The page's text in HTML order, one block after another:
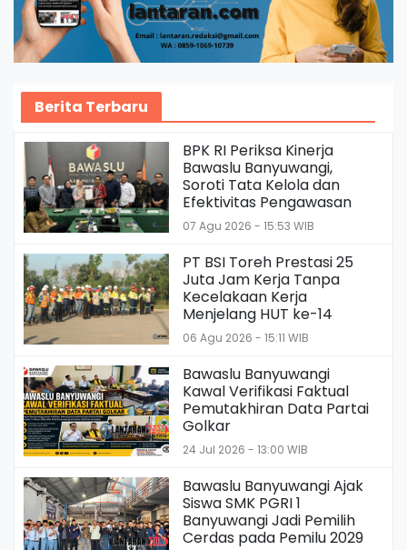
Berita Terbaru
BPK RI Periksa Kinerja
Bawaslu Banyuwangi,
Soroti Tata Kelola dan
Efektivitas Pengawasan
07 Agu 2026 - 15:53 WIB
PT BSI Toreh Prestasi 25
Juta Jam Kerja Tanpa
Kecelakaan Kerja
Menjelang HUT ke-14
06 Agu 2026 - 15:11 WIB
Bawaslu Banyuwangi
Kawal Verifikasi Faktual
Pemutakhiran Data Partai
Golkar
24 Jul 2026 - 13:00 WIB
Bawaslu Banyuwangi Ajak
Siswa SMK PGRI 1
Banyuwangi Jadi Pemilih
Cerdas pada Pemilu 2029